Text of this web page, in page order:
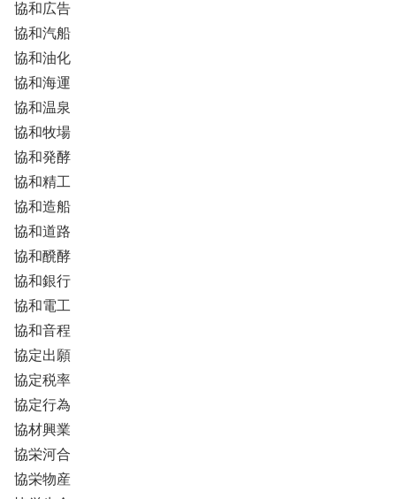
協和広告
協和汽船
協和油化
協和海運
協和温泉
協和牧場
協和発酵
協和精工
協和造船
協和道路
協和醗酵
協和銀行
協和電工
協和音程
協定出願
協定税率
協定行為
協材興業
協栄河合
協栄物産